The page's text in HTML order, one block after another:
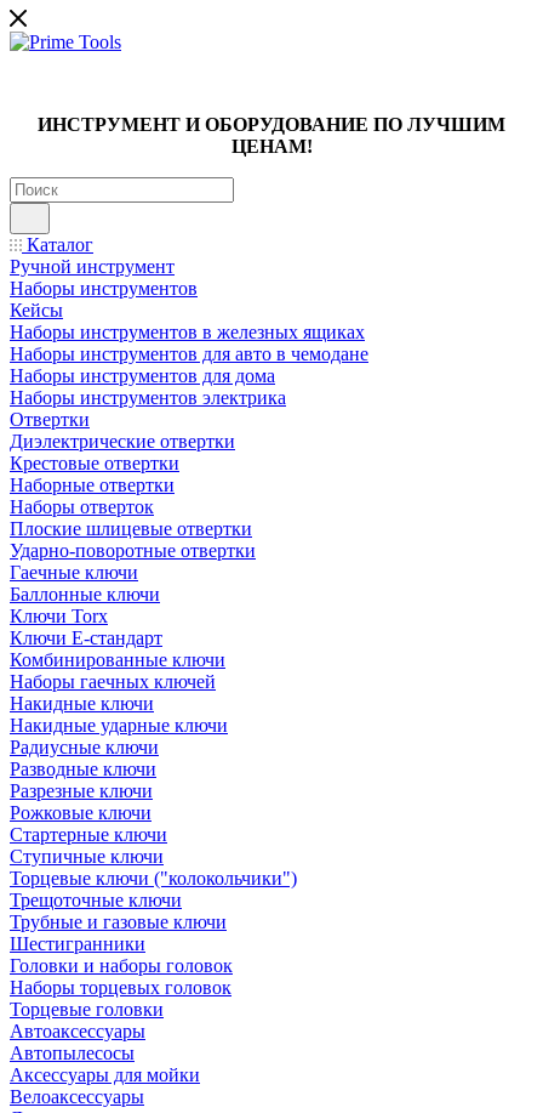
ИНСТРУМЕНТ И ОБОРУДОВАНИЕ ПО ЛУЧШИМ
ЦЕНАМ!
Каталог
Ручной инструмент
Наборы инструментов
Кейсы
Наборы инструментов в железных ящиках
Наборы инструментов для авто в чемодане
Наборы инструментов для дома
Наборы инструментов электрика
Отвертки
Диэлектрические отвертки
Крестовые отвертки
Наборные отвертки
Наборы отверток
Плоские шлицевые отвертки
Ударно-поворотные отвертки
Гаечные ключи
Баллонные ключи
Ключи Torx
Ключи Е-стандарт
Комбинированные ключи
Наборы гаечных ключей
Накидные ключи
Накидные ударные ключи
Радиусные ключи
Разводные ключи
Разрезные ключи
Рожковые ключи
Стартерные ключи
Ступичные ключи
Торцевые ключи ("колокольчики")
Трещоточные ключи
Трубные и газовые ключи
Шестигранники
Головки и наборы головок
Наборы торцевых головок
Торцевые головки
Автоаксессуары
Автопылесосы
Аксессуары для мойки
Велоаксессуары